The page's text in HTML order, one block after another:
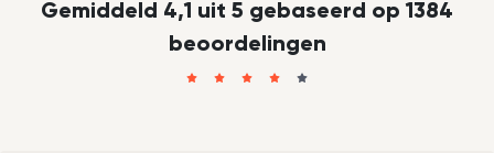
Gemiddeld 4,1 uit 5 gebaseerd op 1384
beoordelingen